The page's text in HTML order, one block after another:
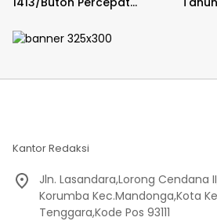
Kantor Redaksi
Jln. Lasandara,Lorong Cendana
Korumba Kec.Mandonga,Kota
Tenggara,Kode Pos 93111